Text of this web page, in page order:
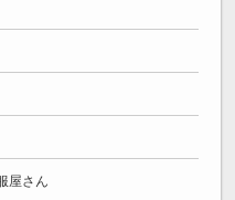
屋さん